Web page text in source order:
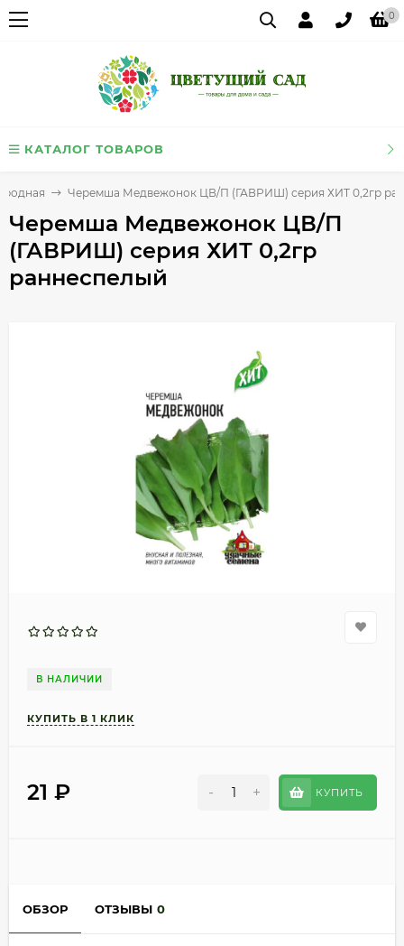
0
КАТАЛОГ ТОВАРОВ
Черемша Медвежонок ЦВ/П (ГАВРИШ) серия ХИТ 0,2гр
Черемша Медвежонок ЦВ/П
(ГАВРИШ) серия ХИТ 0,2гр
раннеспелый
В НАЛИЧИИ
21 ₽ - + КУПИТЬ
ОБЗОР ОТЗЫВЫ 0